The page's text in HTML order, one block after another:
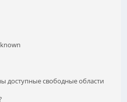
доступные свободные области